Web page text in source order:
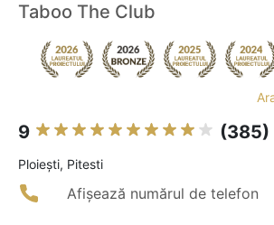
Taboo The Club
9 (385)
Ploieşti, Pitesti
Afișează numărul de telefon